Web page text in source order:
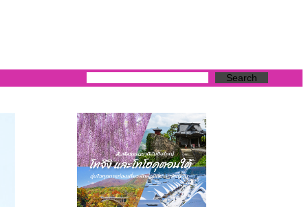
Search